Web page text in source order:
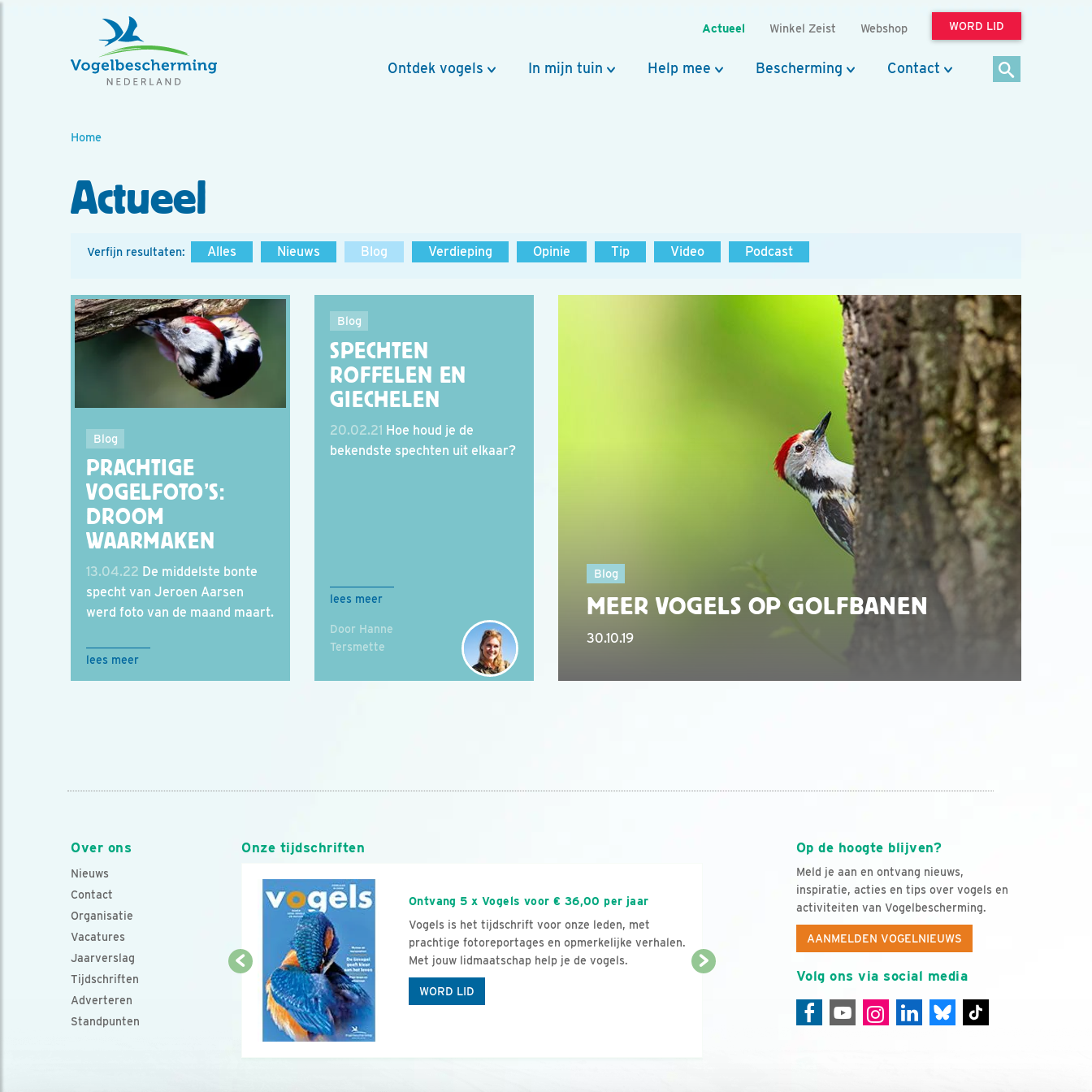
Actueel Winkel Zeist Webshop WORD LID
Ontdek vogels In mijn tuin Help mee Bescherming Contact
Home
Actueel
Verfijn resultaten: Alles Nieuws Blog Verdieping Opinie Tip Video Podcast
Blog
PRACHTIGE
VOGELFOTO’S:
DROOM
WAARMAKEN
13.04.22 De middelste bonte
specht van Jeroen Aarsen
werd foto van de maand maart.
lees meer
Blog
SPECHTEN
ROFFELEN EN
GIECHELEN
20.02.21 Hoe houd je de
bekendste spechten uit elkaar?
lees meer
Door Hanne
Tersmette
Blog
MEER VOGELS OP GOLFBANEN
30.10.19
Over ons
Nieuws
Contact
Organisatie
Vacatures
Jaarverslag
Tijdschriften
Adverteren
Standpunten
Op de hoogte blijven?
Meld je aan en ontvang nieuws,
inspiratie, acties en tips over vogels en
activiteiten van Vogelbescherming.
AANMELDEN VOGELNIEUWS
Volg ons via social media
Onze tijdschriften
Ontvang 5 x Vogels voor € 36,00 per jaar
Vogels is het tijdschrift voor onze leden, met
prachtige fotoreportages en opmerkelijke verhalen.
Met jouw lidmaatschap help je de vogels.
WORD LID